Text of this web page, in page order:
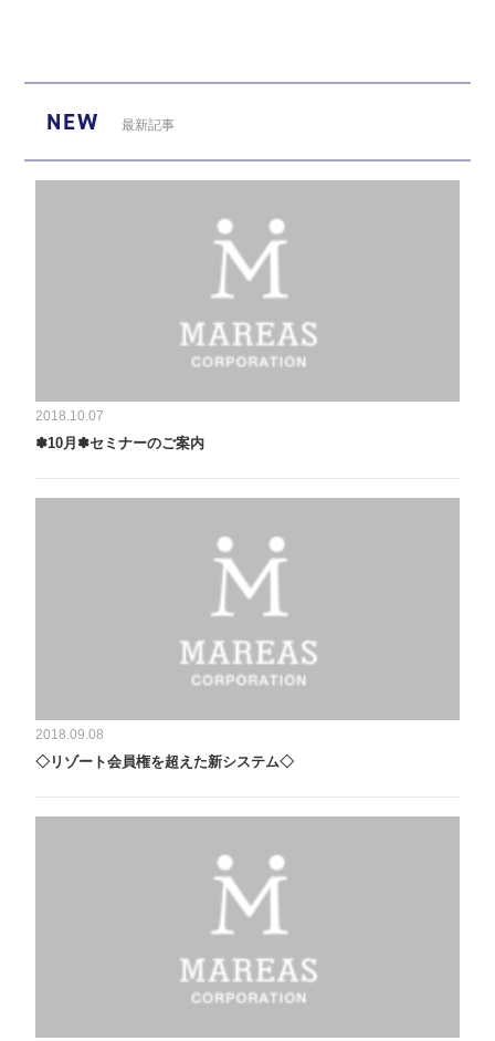
NEW 最新記事
2018.10.07
✽10月✽セミナーのご案内
2018.09.08
◇リゾート会員権を超えた新システム◇